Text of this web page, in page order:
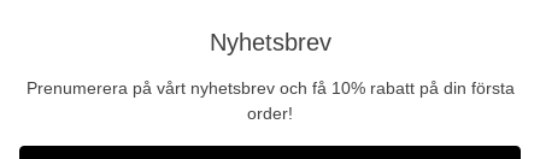
Nyhetsbrev
Prenumerera på vårt nyhetsbrev och få 10% rabatt på din första
order!